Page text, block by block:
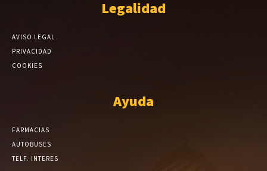
Legalidad
AVISO LEGAL
PRIVACIDAD
COOKIES
Ayuda
FARMACIAS
AUTOBUSES
TELF. INTERES